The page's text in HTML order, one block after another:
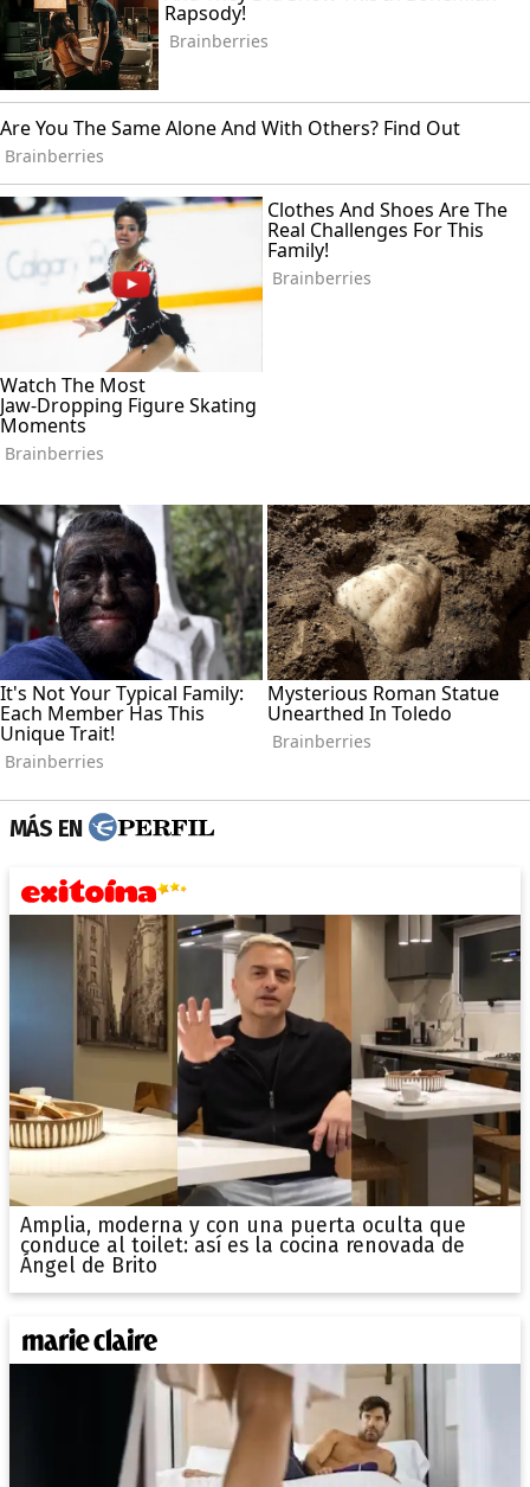
MÁS EN
Amplia, moderna y con una puerta oculta que
conduce al toilet: así es la cocina renovada de
Ángel de Brito